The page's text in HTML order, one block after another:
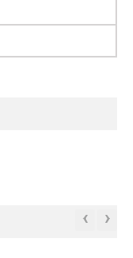
‹ ›